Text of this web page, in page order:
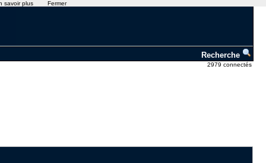
Recherche
2979 connectés
savoir plus Fermer